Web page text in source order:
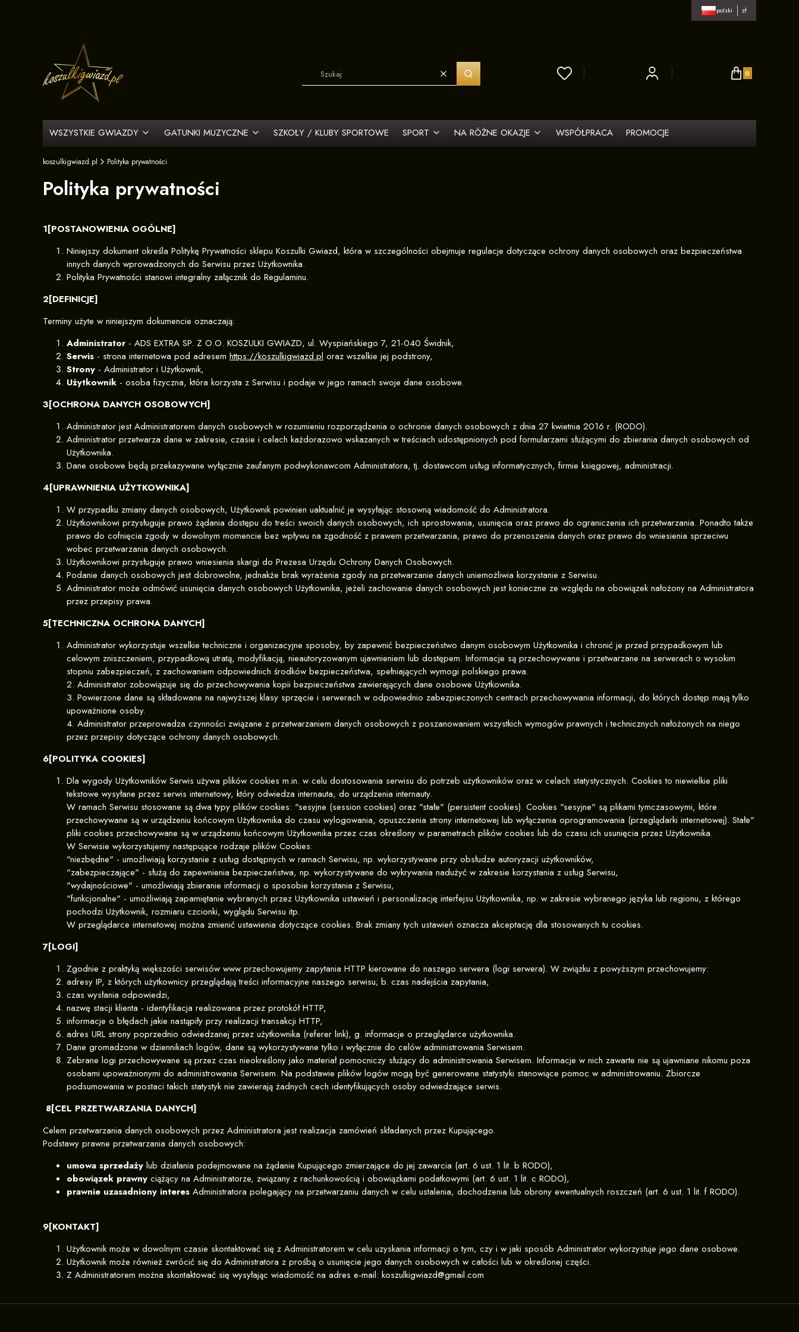
polski zł
WyczyśćSzukaj
Produkty w
WSZYSTKIE GWIAZDY GATUNKI MUZYCZNE SZKOŁY / KLUBY SPORTOWE SPORT NA RÓŻNE OKAZJE WSPÓŁPRACA PROMOCJE
koszulkigwiazd.pl Polityka prywatności
Polityka prywatności
1[POSTANOWIENIA OGÓLNE]
Niniejszy dokument określa Politykę Prywatności sklepu Koszulki Gwiazd, która w szczególności obejmuje regulacje dotyczące ochrony danych osobowych oraz bezpieczeństwa
innych danych wprowadzonych do Serwisu przez Użytkownika.
Polityka Prywatności stanowi integralny załącznik do Regulaminu.
2[DEFINICJE]
Terminy użyte w niniejszym dokumencie oznaczają:
Administrator - ADS EXTRA SP. Z O.O. KOSZULKI GWIAZD, ul. Wyspiańskiego 7, 21-040 Świdnik,
Serwis - strona internetowa pod adresem https://koszulkigwiazd.pl oraz wszelkie jej podstrony,
Strony - Administrator i Użytkownik,
Użytkownik - osoba fizyczna, która korzysta z Serwisu i podaje w jego ramach swoje dane osobowe.
3[OCHRONA DANYCH OSOBOWYCH]
Administrator jest Administratorem danych osobowych w rozumieniu rozporządzenia o ochronie danych osobowych z dnia 27 kwietnia 2016 r. (RODO).
Administrator przetwarza dane w zakresie, czasie i celach każdorazowo wskazanych w treściach udostępnionych pod formularzami służącymi do zbierania danych osobowych od
Użytkownika.
Dane osobowe będą przekazywane wyłącznie zaufanym podwykonawcom Administratora, tj. dostawcom usług informatycznych, firmie księgowej, administracji.
4[UPRAWNIENIA UŻYTKOWNIKA]
W przypadku zmiany danych osobowych, Użytkownik powinien uaktualnić je wysyłając stosowną wiadomość do Administratora.
Użytkownikowi przysługuje prawo żądania dostępu do treści swoich danych osobowych, ich sprostowania, usunięcia oraz prawo do ograniczenia ich przetwarzania. Ponadto także
prawo do cofnięcia zgody w dowolnym momencie bez wpływu na zgodność z prawem przetwarzania, prawo do przenoszenia danych oraz prawo do wniesienia sprzeciwu
wobec przetwarzania danych osobowych.
Użytkownikowi przysługuje prawo wniesienia skargi do Prezesa Urzędu Ochrony Danych Osobowych.
Podanie danych osobowych jest dobrowolne, jednakże brak wyrażenia zgody na przetwarzanie danych uniemożliwia korzystanie z Serwisu.
Administrator może odmówić usunięcia danych osobowych Użytkownika, jeżeli zachowanie danych osobowych jest konieczne ze względu na obowiązek nałożony na Administratora
przez przepisy prawa.
5[TECHNICZNA OCHRONA DANYCH]
Administrator wykorzystuje wszelkie techniczne i organizacyjne sposoby, by zapewnić bezpieczeństwo danym osobowym Użytkownika i chronić je przed przypadkowym lub
celowym zniszczeniem, przypadkową utratą, modyfikacją, nieautoryzowanym ujawnieniem lub dostępem. Informacje są przechowywane i przetwarzane na serwerach o wysokim
stopniu zabezpieczeń, z zachowaniem odpowiednich środków bezpieczeństwa, spełniających wymogi polskiego prawa.
2. Administrator zobowiązuje się do przechowywania kopii bezpieczeństwa zawierających dane osobowe Użytkownika.
3. Powierzone dane są składowane na najwyższej klasy sprzęcie i serwerach w odpowiednio zabezpieczonych centrach przechowywania informacji, do których dostęp mają tylko
upoważnione osoby.
4. Administrator przeprowadza czynności związane z przetwarzaniem danych osobowych z poszanowaniem wszystkich wymogów prawnych i technicznych nałożonych na niego
przez przepisy dotyczące ochrony danych osobowych.
6[POLITYKA COOKIES]
Dla wygody Użytkowników Serwis używa plików cookies m.in. w celu dostosowania serwisu do potrzeb użytkowników oraz w celach statystycznych. Cookies to niewielkie pliki
tekstowe wysyłane przez serwis internetowy, który odwiedza internauta, do urządzenia internauty.
W ramach Serwisu stosowane są dwa typy plików cookies: "sesyjne (session cookies) oraz "stałe" (persistent cookies). Cookies "sesyjne" są plikami tymczasowymi, które
przechowywane są w urządzeniu końcowym Użytkownika do czasu wylogowania, opuszczenia strony internetowej lub wyłączenia oprogramowania (przeglądarki internetowej). Stałe"
pliki cookies przechowywane są w urządzeniu końcowym Użytkownika przez czas określony w parametrach plików cookies lub do czasu ich usunięcia przez Użytkownika.
W Serwisie wykorzystujemy następujące rodzaje plików Cookies:
"niezbędne" - umożliwiają korzystanie z usług dostępnych w ramach Serwisu, np. wykorzystywane przy obsłudze autoryzacji użytkowników,
"zabezpieczające" - służą do zapewnienia bezpieczeństwa, np. wykorzystywane do wykrywania nadużyć w zakresie korzystania z usług Serwisu,
"wydajnościowe" - umożliwiają zbieranie informacji o sposobie korzystania z Serwisu,
"funkcjonalne" - umożliwiają zapamiętanie wybranych przez Użytkownika ustawień i personalizację interfejsu Użytkownika, np. w zakresie wybranego języka lub regionu, z którego
pochodzi Użytkownik, rozmiaru czcionki, wyglądu Serwisu itp.
W przeglądarce internetowej można zmienić ustawienia dotyczące cookies. Brak zmiany tych ustawień oznacza akceptację dla stosowanych tu cookies.
7[LOGI]
Zgodnie z praktyką większości serwisów www przechowujemy zapytania HTTP kierowane do naszego serwera (logi serwera). W związku z powyższym przechowujemy:
adresy IP, z których użytkownicy przeglądają treści informacyjne naszego serwisu; b. czas nadejścia zapytania,
czas wysłania odpowiedzi,
nazwę stacji klienta - identyfikacja realizowana przez protokół HTTP,
informacje o błędach jakie nastąpiły przy realizacji transakcji HTTP,
adres URL strony poprzednio odwiedzanej przez użytkownika (referer link), g. informacje o przeglądarce użytkownika.
Dane gromadzone w dziennikach logów, dane są wykorzystywane tylko i wyłącznie do celów administrowania Serwisem.
Zebrane logi przechowywane są przez czas nieokreślony jako materiał pomocniczy służący do administrowania Serwisem. Informacje w nich zawarte nie są ujawniane nikomu poza
osobami upoważnionymi do administrowania Serwisem. Na podstawie plików logów mogą być generowane statystyki stanowiące pomoc w administrowaniu. Zbiorcze
podsumowania w postaci takich statystyk nie zawierają żadnych cech identyfikujących osoby odwiedzające serwis.
8[CEL PRZETWARZANIA DANYCH]
Celem przetwarzania danych osobowych przez Administratora jest realizacja zamówień składanych przez Kupującego.
Podstawy prawne przetwarzania danych osobowych:
umowa sprzedaży lub działania podejmowane na żądanie Kupującego zmierzające do jej zawarcia (art. 6 ust. 1 lit. b RODO),
obowiązek prawny ciążący na Administratorze, związany z rachunkowością i obowiązkami podatkowymi (art. 6 ust. 1 lit. c RODO),
prawnie uzasadniony interes Administratora polegający na przetwarzaniu danych w celu ustalenia, dochodzenia lub obrony ewentualnych roszczeń (art. 6 ust. 1 lit. f RODO).
9[KONTAKT]
Użytkownik może w dowolnym czasie skontaktować się z Administratorem w celu uzyskania informacji o tym, czy i w jaki sposób Administrator wykorzystuje jego dane osobowe.
Użytkownik może również zwrócić się do Administratora z prośbą o usunięcie jego danych osobowych w całości lub w określonej części.
Z Administratorem można skontaktować się wysyłając wiadomość na adres e-mail: koszulkigwiazd@gmail.com